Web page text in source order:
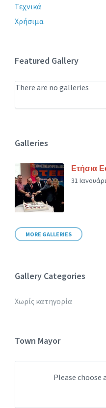
Τεχνικά
Χρήσιμα
Featured Gallery
There are no galleries
Galleries
Ετήσια
31
MORE GALLERIES
Gallery Categories
Χωρίς κατηγορία
Town Mayor
Please choose